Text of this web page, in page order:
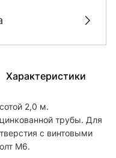
Характеристики
2,0 м.
трубы. Для
с винтовыми
М6.